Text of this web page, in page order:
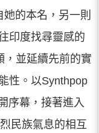
的本名，另一則
印度找尋靈感的
，並延續先前的實
性。以Synthpop
序幕，接著進入
民族氣息的相互